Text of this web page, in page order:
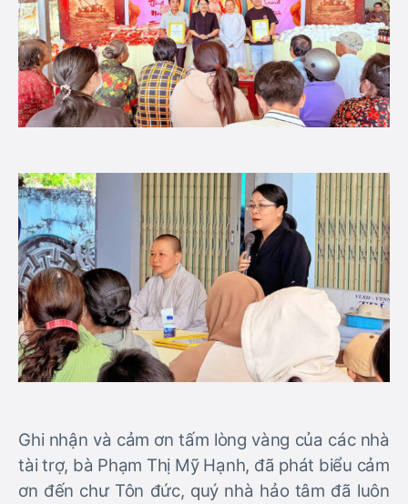
Ghi nhận và cảm ơn tấm lòng vàng của các nhà
tài trợ, bà Phạm Thị Mỹ Hạnh, đã phát biểu cảm
ơn đến chư Tôn đức, quý nhà hảo tâm đã luôn